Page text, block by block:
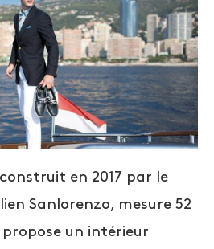
construit en 2017 par le
Sanlorenzo, mesure 52
un intérieur